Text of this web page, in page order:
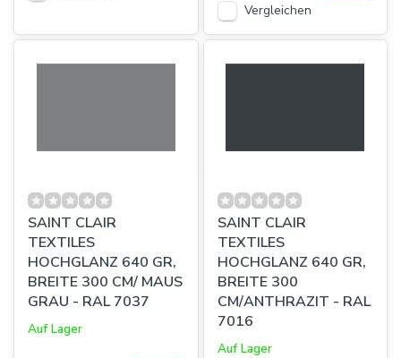
Vergleichen
SAINT CLAIR
TEXTILES
HOCHGLANZ 640 GR,
BREITE 300 CM/ MAUS
GRAU - RAL 7037
Auf Lager
SAINT CLAIR
TEXTILES
HOCHGLANZ 640 GR,
BREITE 300
CM/ANTHRAZIT - RAL
7016
Auf Lager